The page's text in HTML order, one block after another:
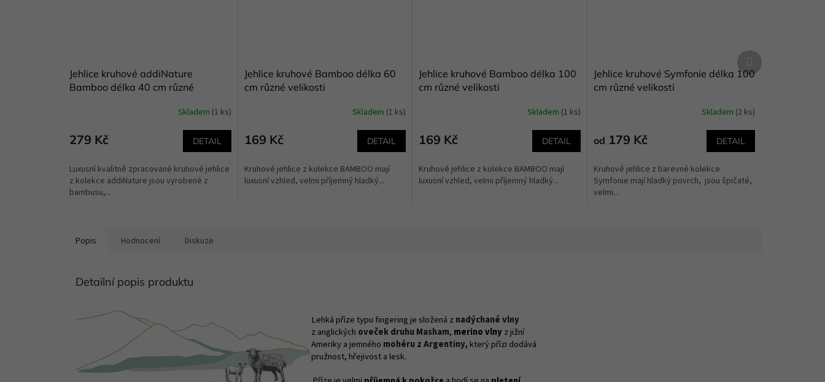
Jehlice kruhové addiNature
Bamboo délka 40 cm různé
Skladem (1 ks)
279 Kč DETAIL
Luxusní kvalitně zpracované kruhové jehlice
z kolekce addiNature jsou vyrobené z
bambusu,...
Jehlice kruhové Bamboo délka 60
cm různé velikosti
Skladem (1 ks)
169 Kč DETAIL
Kruhové jehlice z kolekce BAMBOO mají
luxusní vzhled, velmi příjemný hladký...
Jehlice kruhové Bamboo délka 100
cm různé velikosti
Skladem (1 ks)
169 Kč DETAIL
Kruhové jehlice z kolekce BAMBOO mají
luxusní vzhled, velmi příjemný hladký...
Jehlice kruhové Symfonie délka 100
cm různé velikosti
Skladem (2 ks)
od 179 Kč DETAIL
Kruhové jehlice z barevné kolekce
Symfonie mají hladký povrch, jsou špičaté,
velmi...
Další
produkt
Popis Hodnocení Diskuze
Detailní popis produktu
Lehká příze typu fingering je složená znadýchané vlny
zanglických oveček druhu Masham, merino vlnyz jižní
Ameriky a jemného mohéru z Argentiny, který přízi dodává
pružnost, hřejivost a lesk.